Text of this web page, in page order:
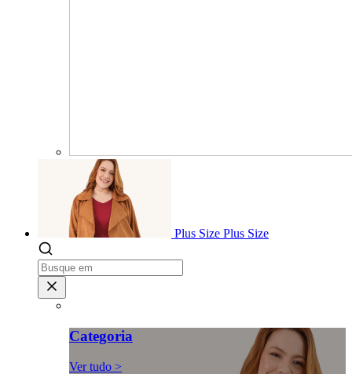
Plus Size Plus Size
Categoria
Ver tudo >